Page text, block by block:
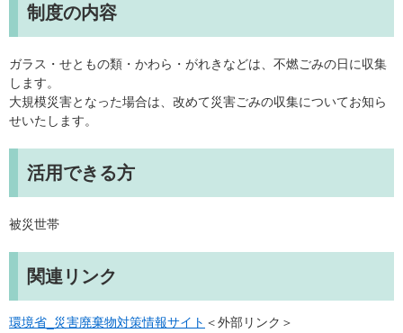
制度の内容
ガラス・せともの類・かわら・がれきなどは、不燃ごみの日に収集
します。
大規模災害となった場合は、改めて災害ごみの収集についてお知ら
せいたします。
活用できる方
被災世帯
関連リンク
環境省_災害廃棄物対策情報サイト ＜外部リンク＞